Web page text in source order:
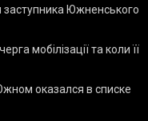
Южненського
мобілізації та коли її
оказался в списке